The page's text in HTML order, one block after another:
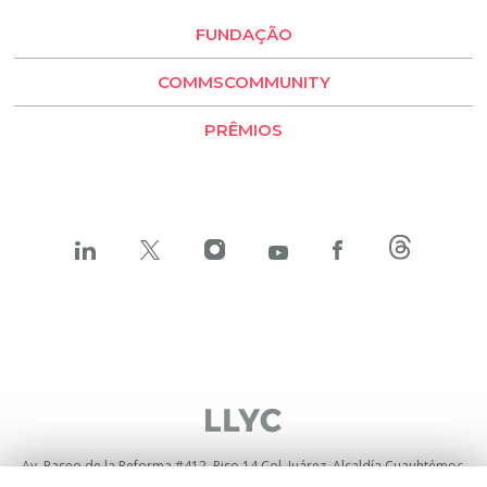
LLYC Buenos Aires
BESO by LLYC
FUNDAÇÃO
COMMSCOMMUNITY
PRÊMIOS
Av. Paseo de la Reforma #412, Piso 14 Col. Juárez, Alcaldía Cuauhtémoc,